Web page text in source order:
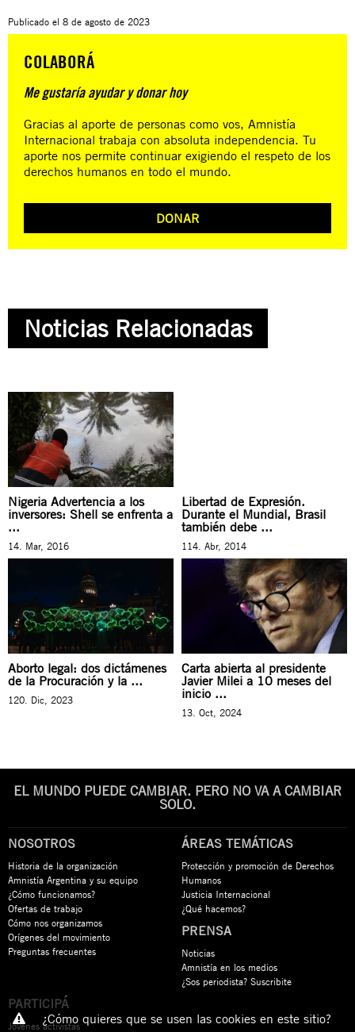
Publicado el 8 de agosto de 2023
COLABORÁ
Me gustaría ayudar y donar hoy
Gracias al aporte de personas como vos, Amnistía
Internacional trabaja con absoluta independencia. Tu
aporte nos permite continuar exigiendo el respeto de los
derechos humanos en todo el mundo.
DONAR
Noticias Relacionadas
Nigeria Advertencia a los
inversores: Shell se enfrenta a
...
14. Mar, 2016
Libertad de Expresión.
Durante el Mundial, Brasil
también debe ...
114. Abr, 2014
Aborto legal: dos dictámenes
de la Procuración y la ...
120. Dic, 2023
Carta abierta al presidente
Javier Milei a 10 meses del
inicio ...
13. Oct, 2024
EL MUNDO PUEDE CAMBIAR. PERO NO VA A CAMBIAR
SOLO.
NOSOTROS
Historia de la organización
Amnistía Argentina y su equipo
¿Cómo funcionamos?
Ofertas de trabajo
Cómo nos organizamos
Orígenes del movimiento
Preguntas frecuentes
ÁREAS TEMÁTICAS
Protección y promoción de Derechos
Humanos
Justicia Internacional
¿Qué hacemos?
PRENSA
Noticias
Amnistía en los medios
¿Sos periodista? Suscribite
PARTICIPÁ
Jóvenes activistas¿Cómo quieres que se usen las cookies en este sitio?